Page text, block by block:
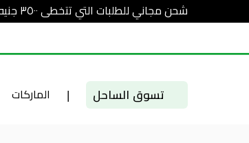
شحن مجاني للطلبات التي تتخطى ٣٥٠٠ جنيه
تسوق الساحل | الماركات